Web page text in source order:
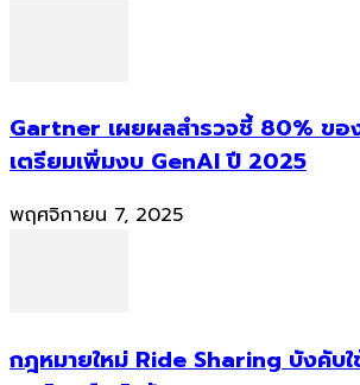
Gartner เผยผลสำรวจชี้ 80% ขอ
เตรียมเพิ่มงบ GenAI ปี 2025
พฤศจิกายน 7, 2025
กฎหมายใหม่ Ride Sharing บังคับใ